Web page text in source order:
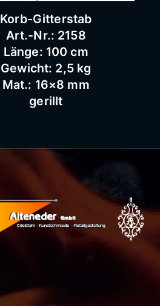
Korb-Gitterstab
Art.-Nr.: 2158
Länge: 100 cm
Gewicht: 2,5 kg
Mat.: 16×8 mm
gerillt